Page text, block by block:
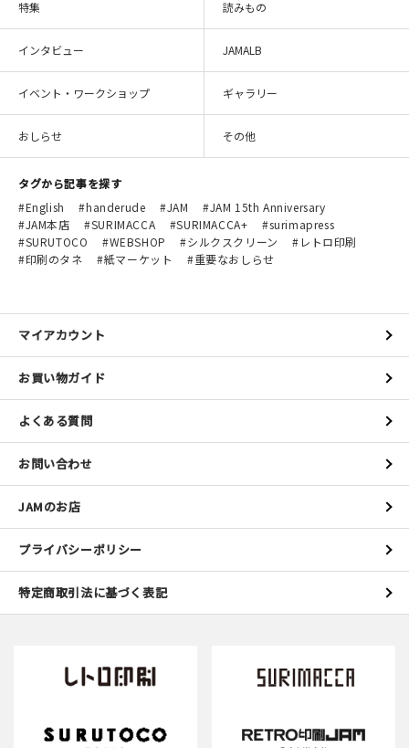
特集 読みもの
インタビュー JAMALB
イベント・ワークショップ ギャラリー
おしらせ その他
タグから記事を探す
English
handerude JAM
JAM 15th Anniversary
JAM本店
SURIMACCA SURIMACCA+
surimapress
SURUTOCO
WEBSHOP シルクスクリーン
レトロ印刷
印刷のタネ
紙マーケット 重要なおしらせ
マイアカウント
お買い物ガイド
よくある質問
お問い合わせ
JAMのお店
プライバシーポリシー
特定商取引法に基づく表記